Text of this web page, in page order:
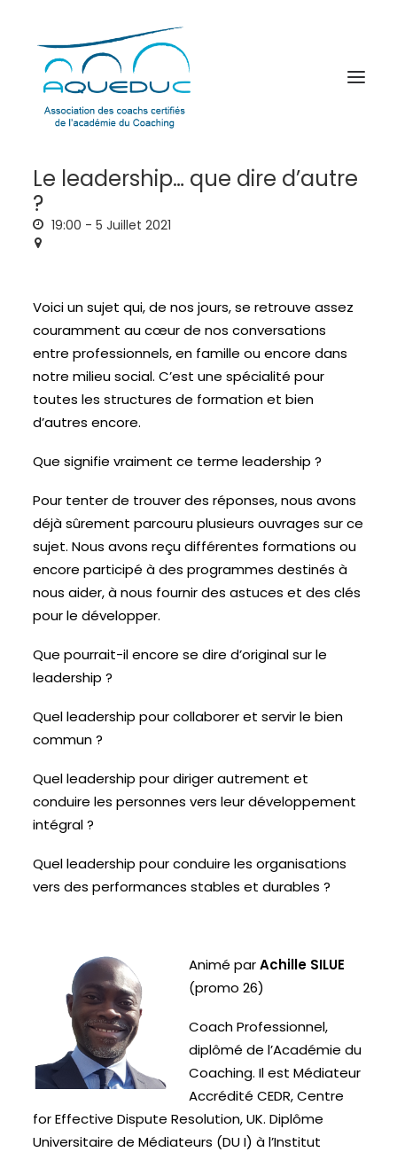
Le leadership… que dire d’autre
?
19:00 -5 Juillet 2021
Voici un sujet qui, de nos jours, se retrouve assez
couramment au cœur de nos conversations
entre professionnels, en famille ou encore dans
notre milieu social. C’est une spécialité pour
toutes les structures de formation et bien
d’autres encore.
Que signifie vraiment ce terme leadership ?
Pour tenter de trouver des réponses, nous avons
déjà sûrement parcouru plusieurs ouvrages sur ce
sujet. Nous avons reçu différentes formations ou
encore participé à des programmes destinés à
nous aider, à nous fournir des astuces et des clés
pour le développer.
Que pourrait-il encore se dire d’original sur le
leadership ?
Quel leadership pour collaborer et servir le bien
commun ?
Quel leadership pour diriger autrement et
conduire les personnes vers leur développement
intégral ?
Quel leadership pour conduire les organisations
vers des performances stables et durables ?
Animé parAchille SILUE
(promo 26)
Coach Professionnel,
diplômé de l’Académie du
Coaching. Il est Médiateur
Accrédité CEDR, Centre
for Effective Dispute Resolution, UK. Diplôme
Universitaire de Médiateurs (DU I) à l’Institut